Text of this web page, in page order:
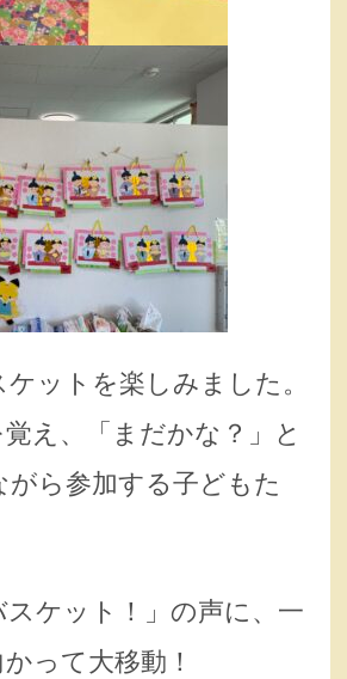
ットを楽しみました。
え、「まだかな？」と
がら参加する子どもた
スケット！」の声に、一
って大移動！